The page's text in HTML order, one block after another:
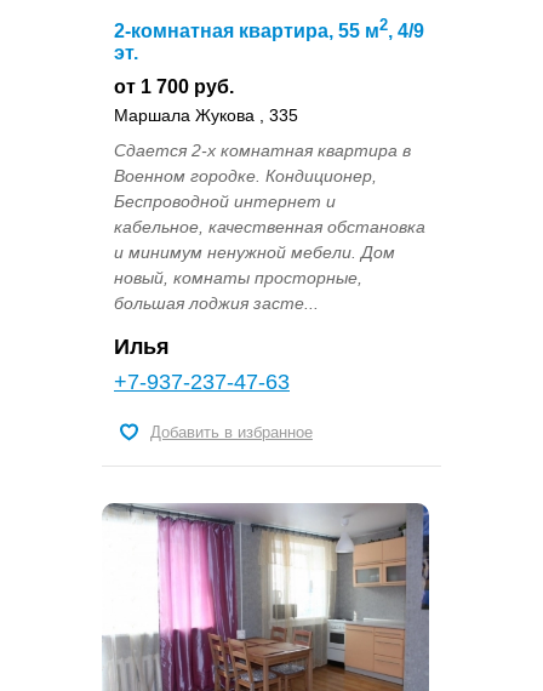
2-комнатная квартира, 55 м2, 4/9
эт.
от 1 700 руб.
Маршала Жукова , 335
Сдается 2-х комнатная квартира в
Военном городке. Кондиционер,
Беспроводной интернет и
кабельное, качественная обстановка
и минимум ненужной мебели. Дом
новый, комнаты просторные,
большая лоджия засте...
Илья
+7-937-237-47-63
Добавить в избранное